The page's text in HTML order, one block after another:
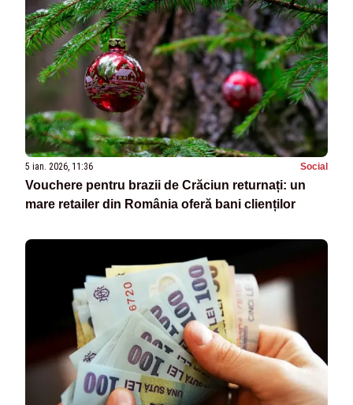
5 ian. 2026, 11:36 Social
Vouchere pentru brazii de Crăciun returnați: un
mare retailer din România oferă bani clienților